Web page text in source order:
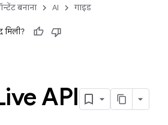
बनाना AI गाइड
मिली?
API